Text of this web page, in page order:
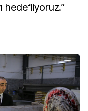
hedefliyoruz.”